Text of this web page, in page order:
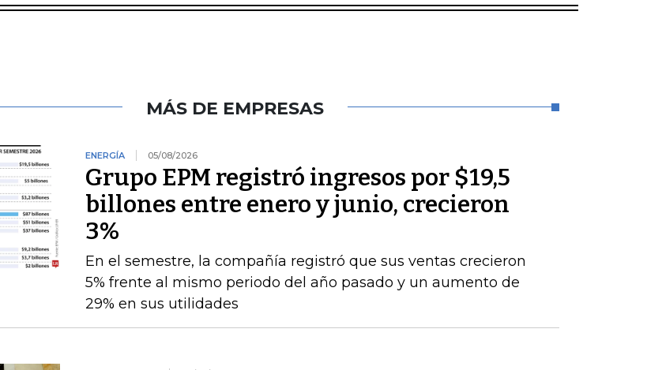
MÁS DE EMPRESAS
ENERGÍA 05/08/2026
Grupo EPM registró ingresos por $19,5
billones entre enero y junio, crecieron
3%
En el semestre, la compañía registró que sus ventas crecieron
5% frente al mismo periodo del año pasado y un aumento de
29% en sus utilidades